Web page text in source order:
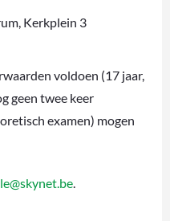
Kerkplein 3
voldoen (17 jaar,
geen twee keer
examen) mogen